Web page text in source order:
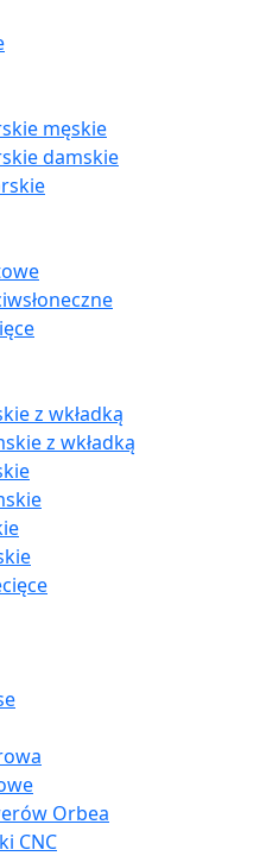
męskie
damskie
z wkładką
z wkładką
Orbea
CNC